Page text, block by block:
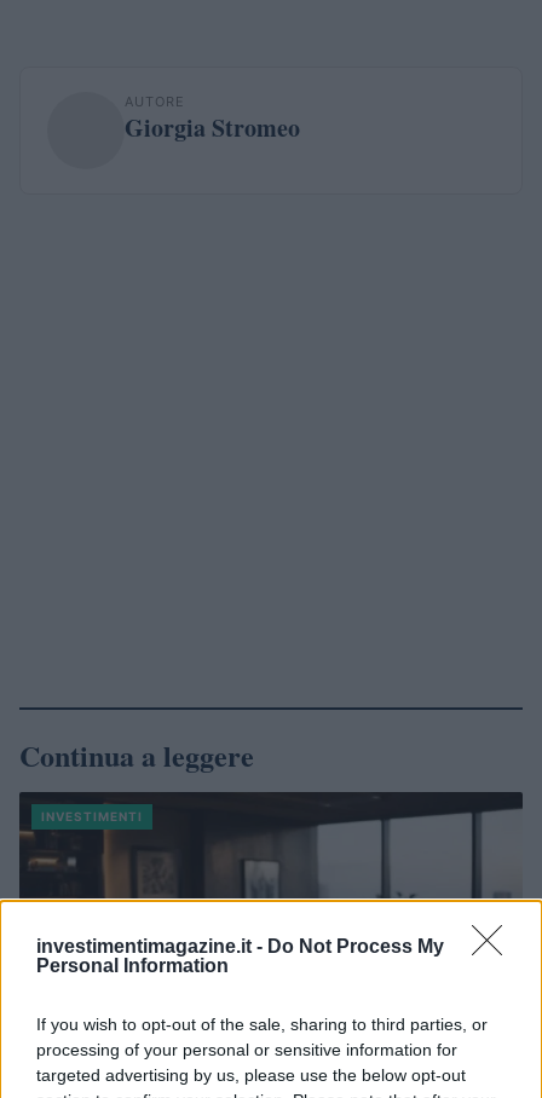
investimentimagazine.it - Do Not Process My
Personal Information
If you wish to opt-out of the sale, sharing to third parties, or
processing of your personal or sensitive information for
targeted advertising by us, please use the below opt-out
AUTORE
Giorgia Stromeo
Continua a leggere
INVESTIMENTI